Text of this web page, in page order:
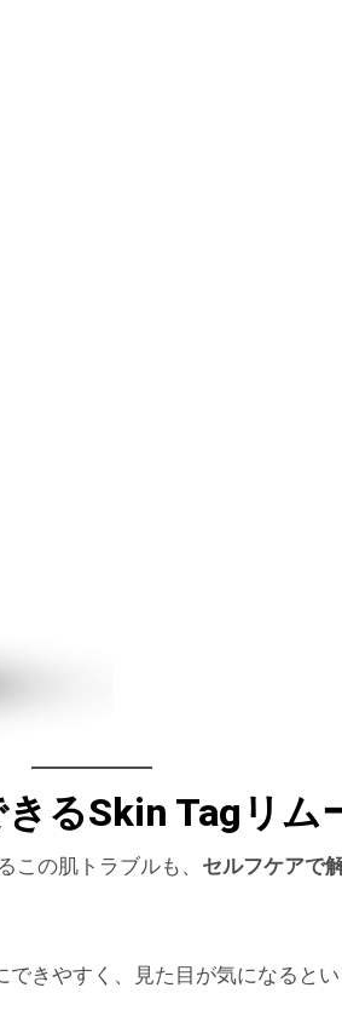
るSkin Tagリム
の肌トラブルも、 セルフケアで
きやすく、見た目が気になると